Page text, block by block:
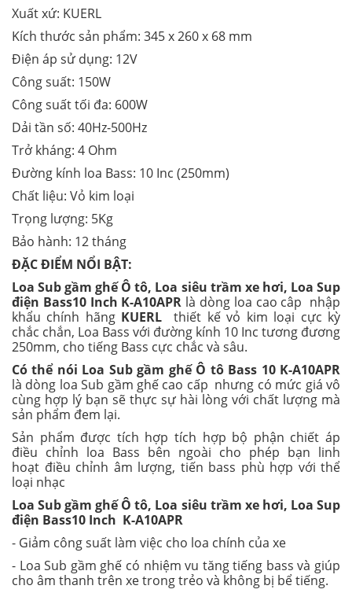
Xuất xứ: KUERL
Kích thước sản phẩm: 345 x 260 x 68 mm
Điện áp sử dụng: 12V
Công suất: 150W
Công suất tối đa: 600W
Dải tần số: 40Hz-500Hz
Trở kháng: 4 Ohm
Đường kính loa Bass: 10 Inc (250mm)
Chất liệu: Vỏ kim loại
Trọng lượng: 5Kg
Bảo hành: 12 tháng
ĐẶC ĐIỂM NỔI BẬT:
Loa Sub gầm ghế Ô tô, Loa siêu trầm xe hơi, Loa Sup
điện Bass10 Inch K-A10APR là dòng loa cao câp nhập
khẩu chính hãng KUERL
thiết kế vỏ kim loại cực kỳ
chắc chắn, Loa Bass với đường kính 10 Inc tương đương
250mm, cho tiếng Bass cực chắc và sâu.
Có thể nói Loa Sub gầm ghế Ô tô Bass 10 K-A10APR
là dòng loa Sub gầm ghế cao cấp nhưng có mức giá vô
cùng hợp lý bạn sẽ thực sự hài lòng với chất lượng mà
sản phẩm đem lại.
Sản phẩm được tích hợp tích hợp bộ phận chiết áp
điều chỉnh loa Bass bên ngoài cho phép bạn linh
hoạt điều chỉnh âm lượng, tiến bass phù hợp với thể
loại nhạc
Loa Sub gầm ghế Ô tô, Loa siêu trầm xe hơi, Loa Sup
điện Bass10 Inch K-A10APR
- Giảm công suất làm việc cho loa chính của xe
- Loa Sub gầm ghế có nhiệm vu tăng tiếng bass và giúp
cho âm thanh trên xe trong trẻo và không bị bể tiếng.